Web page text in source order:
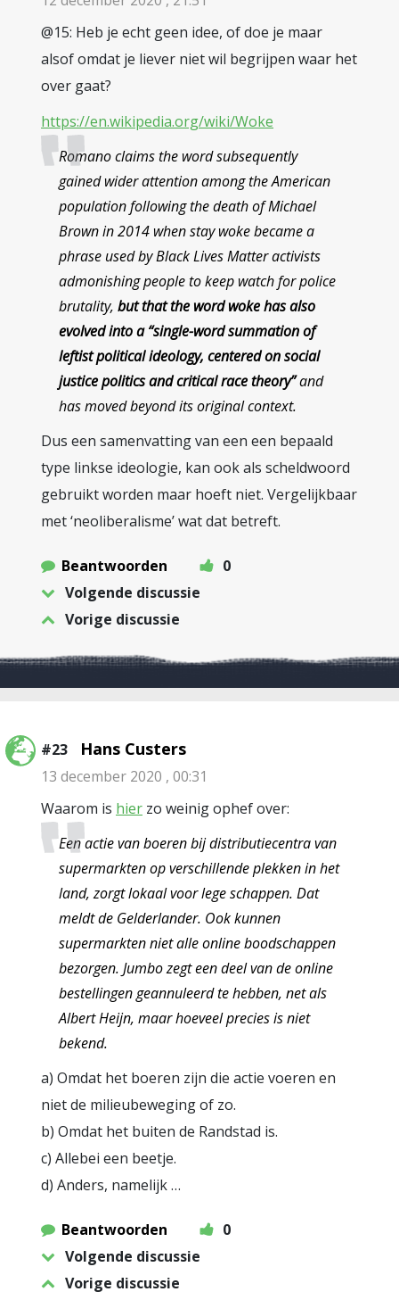
@15: Heb je echt geen idee, of doe je maar
alsof omdat je liever niet wil begrijpen waar het
over gaat?
https://en.wikipedia.org/wiki/Woke
Romano claims the word subsequently
gained wider attention among the American
population following the death of Michael
Brown in 2014 when stay woke became a
phrase used by Black Lives Matter activists
admonishing people to keep watch for police
brutality, but that the word woke has also
evolved into a “single-word summation of
leftist political ideology, centered on social
justice politics and critical race theory”and
has moved beyond its original context.
Dus een samenvatting van een een bepaald
type linkse ideologie, kan ook als scheldwoord
gebruikt worden maar hoeft niet. Vergelijkbaar
met ‘neoliberalisme’ wat dat betreft.
Beantwoorden
0
Volgende discussie
Vorige discussie
#23 Hans Custers
13 december 2020 , 00:31
Waarom is hier zo weinig ophef over:
Een actie van boeren bij distributiecentra van
supermarkten op verschillende plekken in het
land, zorgt lokaal voor lege schappen. Dat
meldt de Gelderlander. Ook kunnen
supermarkten niet alle online boodschappen
bezorgen. Jumbo zegt een deel van de online
bestellingen geannuleerd te hebben, net als
Albert Heijn, maar hoeveel precies is niet
bekend.
a) Omdat het boeren zijn die actie voeren en
niet de milieubeweging of zo.
b) Omdat het buiten de Randstad is.
c) Allebei een beetje.
d) Anders, namelijk …
Beantwoorden
0
Volgende discussie
Vorige discussie